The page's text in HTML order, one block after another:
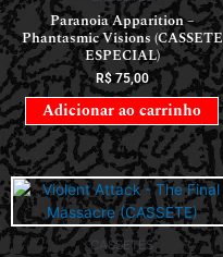
Paranoia Apparition –
Phantasmic Visions (CASSETE
ESPECIAL)
R$75,00
Adicionar ao carrinho
CASSETES